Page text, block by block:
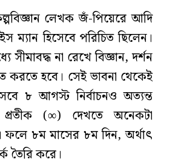
লেখক জঁ-পিয়েরে আদি
ম্যান হিসেবে পরিচিত ছিলেন।
সীমাবদ্ধ না রেখে বিজ্ঞান, দর্শন
করতে হবে। সেই ভাবনা থেকেই
৮ আগস্ট নির্বাচনও অত্যন্ত
প্রতীক (∞) দেখতে অনেকটা
৮ম মাসের ৮ম দিন, অর্থাৎ
তৈরি করে।